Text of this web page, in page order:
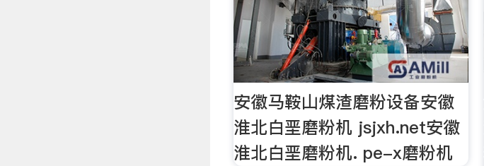
安徽马鞍山煤渣磨粉设备安徽
淮北白垩磨粉机 jsjxh.net安徽
淮北白垩磨粉机. pe-x磨粉机